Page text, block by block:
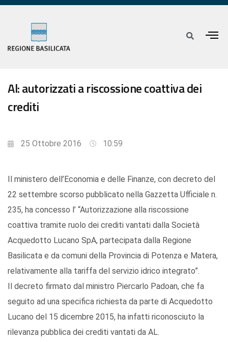
Al: autorizzati a riscossione coattiva dei
crediti
25 Ottobre 2016 10:59
Il ministero dell’Economia e delle Finanze, con decreto del
22 settembre scorso pubblicato nella Gazzetta Ufficiale n.
235, ha concesso l’ “Autorizzazione alla riscossione
coattiva tramite ruolo dei crediti vantati dalla Società
Acquedotto Lucano SpA, partecipata dalla Regione
Basilicata e da comuni della Provincia di Potenza e Matera,
relativamente alla tariffa del servizio idrico integrato”.
Il decreto firmato dal ministro Piercarlo Padoan, che fa
seguito ad una specifica richiesta da parte di Acquedotto
Lucano del 15 dicembre 2015, ha infatti riconosciuto la
rilevanza pubblica dei crediti vantati da AL.